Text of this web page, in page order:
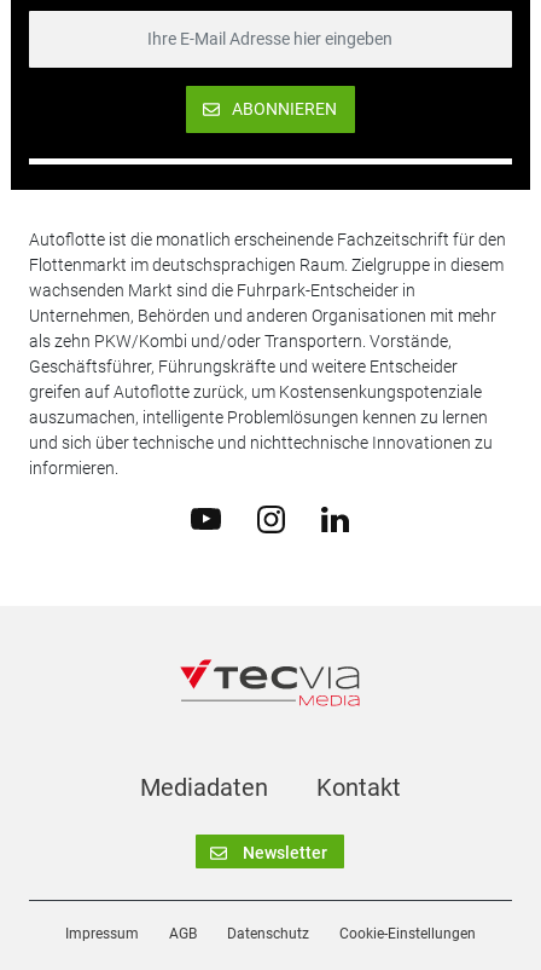
ABONNIEREN
Autoflotte ist die monatlich erscheinende Fachzeitschrift für den
Flottenmarkt im deutschsprachigen Raum. Zielgruppe in diesem
wachsenden Markt sind die Fuhrpark-Entscheider in
Unternehmen, Behörden und anderen Organisationen mit mehr
als zehn PKW/Kombi und/oder Transportern. Vorstände,
Geschäftsführer, Führungskräfte und weitere Entscheider
greifen auf Autoflotte zurück, um Kostensenkungspotenziale
auszumachen, intelligente Problemlösungen kennen zu lernen
und sich über technische und nichttechnische Innovationen zu
informieren.
Mediadaten Kontakt
Newsletter
Impressum AGB Datenschutz Cookie-Einstellungen